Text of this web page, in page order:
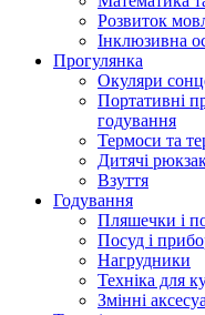
Розвиток
Інклюзивна
Прогулянка
Окуляри
Портативні
годування
Термоси та
Дитячі
Взуття
Годування
Пляшечки і
Посуд і
Нагрудники
Техніка для
Змінні